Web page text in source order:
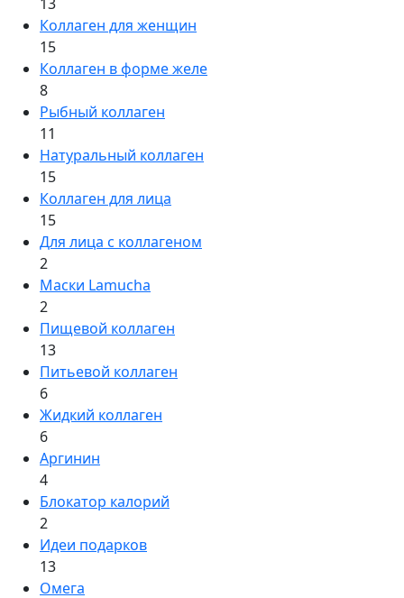
Коллаген для женщин
15
Коллаген в форме желе
8
Рыбный коллаген
11
Натуральный коллаген
15
Коллаген для лица
15
Для лица с коллагеном
2
Маски Lamucha
2
Пищевой коллаген
13
Питьевой коллаген
6
Жидкий коллаген
6
Аргинин
4
Блокатор калорий
2
Идеи подарков
13
Омега